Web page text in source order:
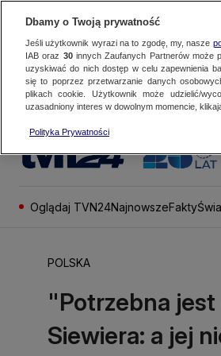
Oglądaj TVN24NajnowszeFakty
POLSKA
"Potrzebna
Siewiera: a jej
Dbamy o Twoją prywatność
Jeśli użytkownik wyrazi na to zgodę, my, nasze
IAB oraz 30innych Zaufanych Partnerów może
uzyskiwać do nich dostęp w celu zapewnienia
się to poprzez przetwarzanie danych
plikach cookie. Użytkownik może udzielić/
uzasadniony interes w dowolnym momencie,
Polityka Prywatności